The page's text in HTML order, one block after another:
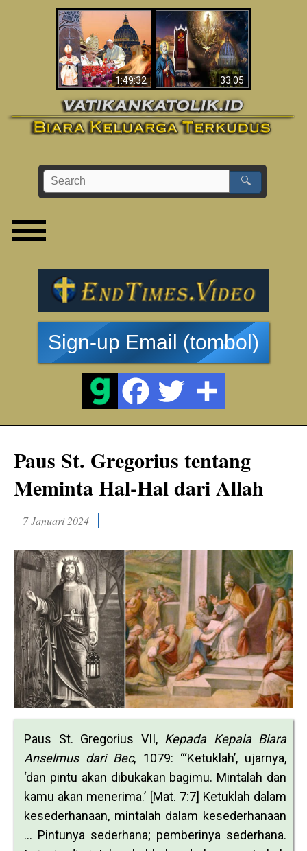
1:49:32
Wahyu di Vatikan
Sekarang
33:05
Apakah Alkitab
Memprediksikan 70
Tahun Tanpa
Seorang Paus?
🔍
Sign-up Email (tombol)
Paus St. Gregorius tentang
Meminta Hal-Hal dari Allah
7 Januari 2024
Paus St. Gregorius VII, Kepada Kepala Biara
Anselmus dari Bec, 1079: “‘Ketuklah’, ujarnya,
‘dan pintu akan dibukakan bagimu. Mintalah dan
kamu akan menerima.’ [Mat. 7:7] Ketuklah dalam
kesederhanaan, mintalah dalam kesederhanaan
… Pintunya sederhana; pemberinya sederhana.